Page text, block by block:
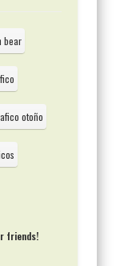
bear
otoño
friends!